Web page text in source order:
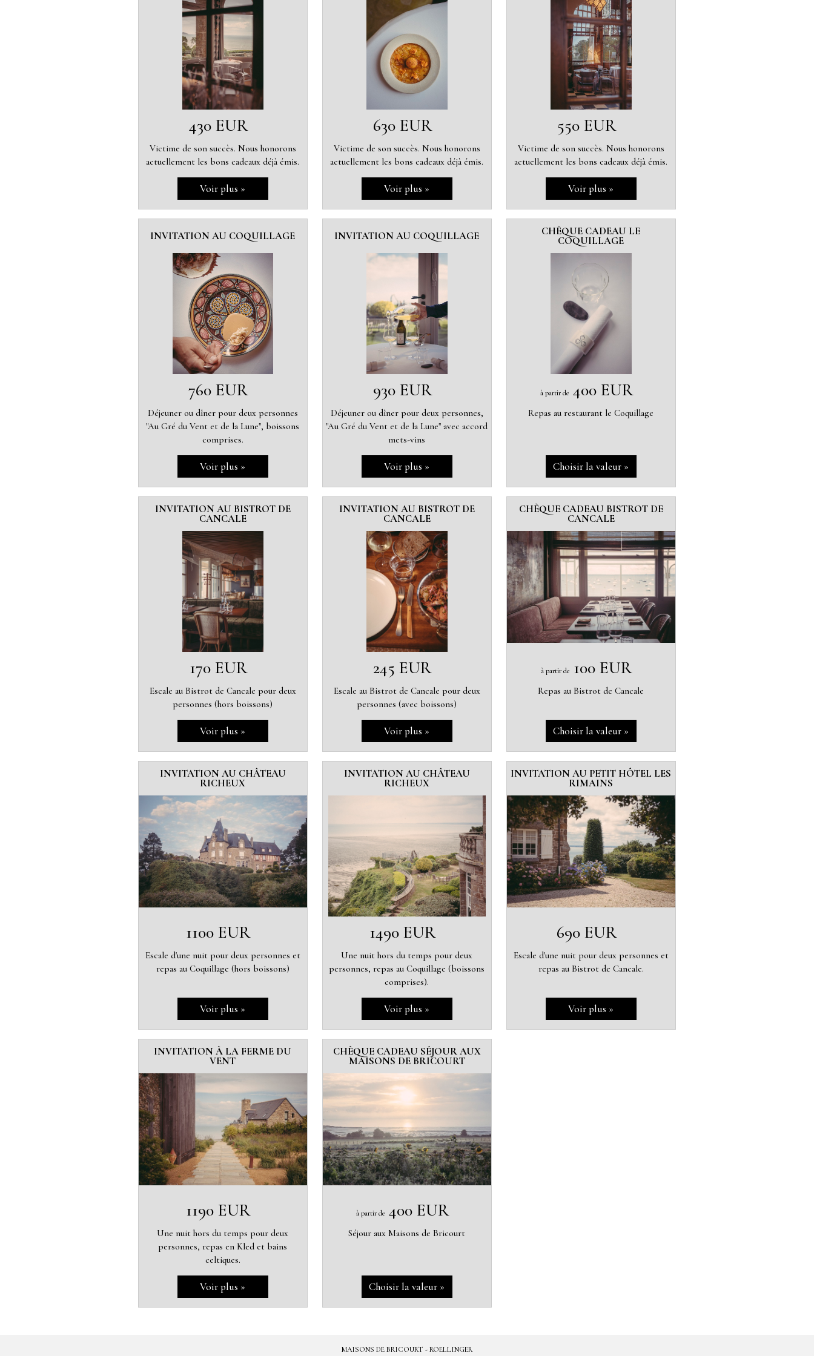
430 EUR
Victime de son succès. Nous honorons
actuellement les bons cadeaux déjà émis.
630 EUR
Victime de son succès. Nous honorons
actuellement les bons cadeaux déjà émis.
550 EUR
Victime de son succès. Nous honorons
actuellement les bons cadeaux déjà émis.
INVITATION AU COQUILLAGE
760 EUR
Déjeuner ou dîner pour deux personnes
"Au Gré du Vent et de la Lune", boissons
comprises.
INVITATION AU COQUILLAGE
930 EUR
Déjeuner ou dîner pour deux personnes,
"Au Gré du Vent et de la Lune" avec accord
mets-vins
CHÈQUE CADEAU LE
COQUILLAGE
à partir de400 EUR
Repas au restaurant le Coquillage
INVITATION AU BISTROT DE
CANCALE
170 EUR
Escale au Bistrot de Cancale pour deux
personnes (hors boissons)
INVITATION AU BISTROT DE
CANCALE
245 EUR
Escale au Bistrot de Cancale pour deux
personnes (avec boissons)
CHÈQUE CADEAU BISTROT DE
CANCALE
à partir de 100 EUR
Repas au Bistrot de Cancale
INVITATION AU CHÂTEAU
RICHEUX
1100 EUR
Escale d'une nuit pour deux personnes et
repas au Coquillage (hors boissons)
INVITATION AU CHÂTEAU
RICHEUX
1490 EUR
Une nuit hors du temps pour deux
personnes, repas au Coquillage (boissons
comprises).
INVITATION AU PETIT HÔTEL LES
RIMAINS
690 EUR
Escale d'une nuit pour deux personnes et
repas au Bistrot de Cancale.
INVITATION À LA FERME DU
VENT
1190 EUR
Une nuit hors du temps pour deux
personnes, repas en Kled et bains
celtiques.
CHÈQUE CADEAU SÉJOUR AUX
MAISONS DE BRICOURT
à partir de400 EUR
Séjour aux Maisons de Bricourt
MAISONS DE BRICOURT - ROELLINGER